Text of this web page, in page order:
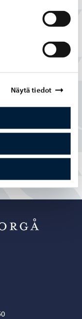
Näytä tiedot